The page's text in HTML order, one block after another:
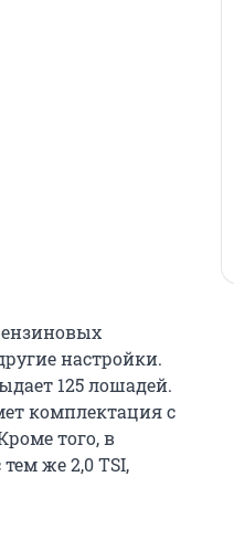
настройки.
125 лошадей.
комплектация с
того, в
же 2,0 TSI,